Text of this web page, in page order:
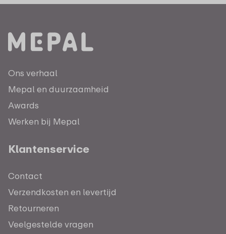
Ons verhaal
Mepal en duurzaamheid
Awards
Werken bij Mepal
Klantenservice
Contact
Verzendkosten en levertijd
Retourneren
Veelgestelde vragen